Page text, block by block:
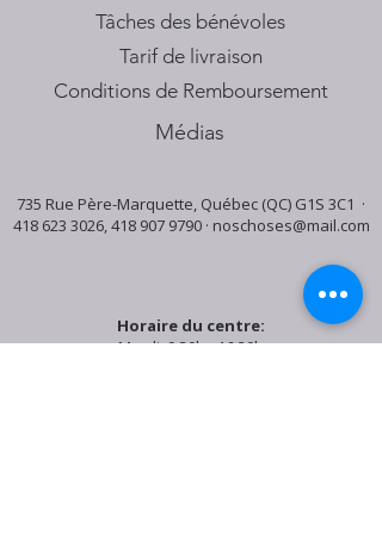
Tâches des bénévoles
Tarif de livraison
Conditions de Remboursement
Médias
735 Rue Père-Marquette, Québec (QC) G1S 3C1 ·
418 623 3026,418 907 9790· noschoses@mail.com
Horaire du centre:
Mardi: 9:30h - 16:30h